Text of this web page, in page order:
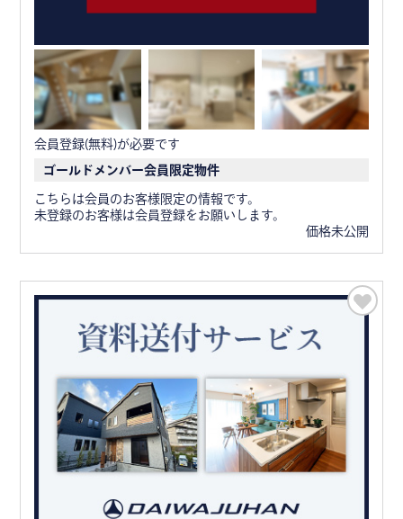
会員登録(無料)が必要です
ゴールドメンバー会員限定物件
こちらは会員のお客様限定の情報です。
未登録のお客様は会員登録をお願いします。
価格未公開